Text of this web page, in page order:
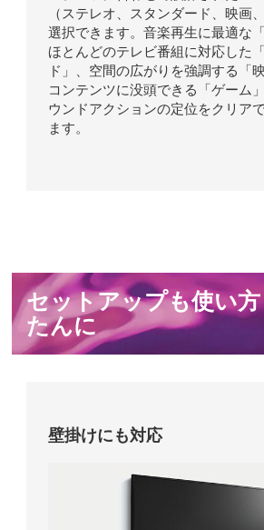
（ステレオ、スタンダード、映画
選択できます。音楽再生に最適な
ほとんどのテレビ番組に対応した
ド」、空間の広がりを強調する「
コンテンツに没頭できる「ゲーム
ウンドアクションの定位をクリア
ます。
セットアップも使い
たんに
壁掛けにも対応